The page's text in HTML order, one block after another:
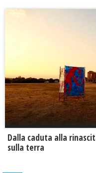
Dalla caduta alla
sulla terra